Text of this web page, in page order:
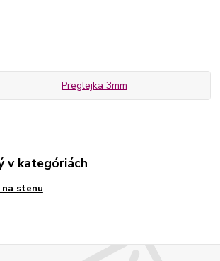
Preglejka 3mm
v kategóriách
na stenu